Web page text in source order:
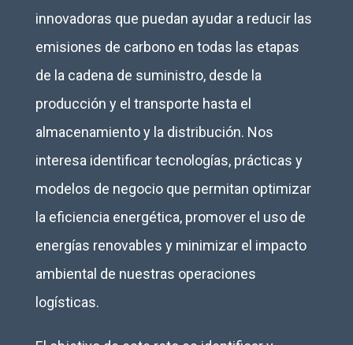
innovadoras que puedan ayudar a reducir las
emisiones de carbono en todas las etapas
de la cadena de suministro, desde la
producción y el transporte hasta el
almacenamiento y la distribución. Nos
interesa identificar tecnologías, prácticas y
modelos de negocio que permitan optimizar
la eficiencia energética, promover el uso de
energías renovables y minimizar el impacto
ambiental de nuestras operaciones
logísticas.